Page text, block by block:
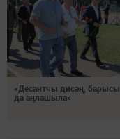
«Десантчы дисәң, барысы
да аңлашыла»